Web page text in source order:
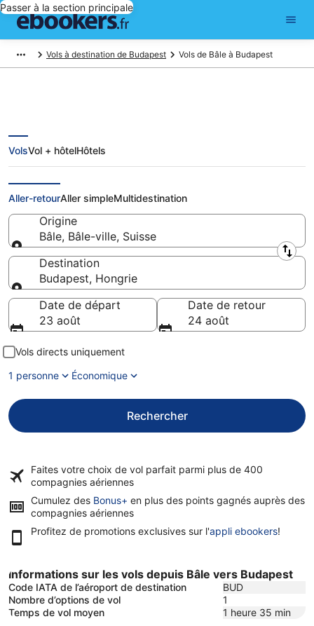
Passer à la section principale
Vols à destination de Budapest Vols de Bâle à Budapest
Vols pas chers de Bâle à
Budapest
VolsVol + hôtelHôtels
Aller-retourAller simpleMultidestination
Origine
Bâle, Bâle-ville, Suisse
Origine
Destination
Budapest, Hongrie
Destination
Date de départ
23 août
Date de retour
24 août
Vols directs uniquement
1 personne
Économique
Rechercher
Faites votre choix de vol parfait parmi plus de 400
compagnies aériennes
Cumulez des Bonus+ en plus des points gagnés auprès des
compagnies aériennes
Profitez de promotions exclusives sur l'appli ebookers!
Informations sur les vols depuis Bâle vers Budapest
Code IATA de l’aéroport de destination
BUD
Nombre d’options de vol
1
Temps de vol moyen
1 heure 35 min